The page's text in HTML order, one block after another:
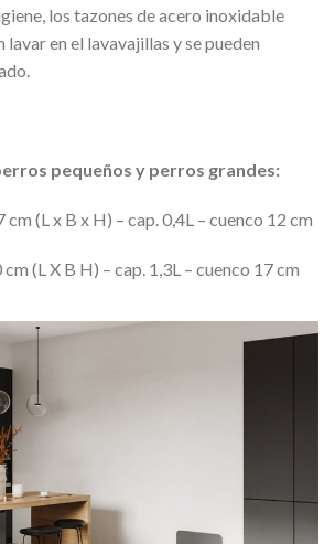
los tazones de acero inoxidable
lavar en el lavavajillas y se pueden
pequeños y perros grandes:
(L x B x H) – cap. 0,4L – cuenco 12 cm
(L X B H) – cap. 1,3L – cuenco 17 cm